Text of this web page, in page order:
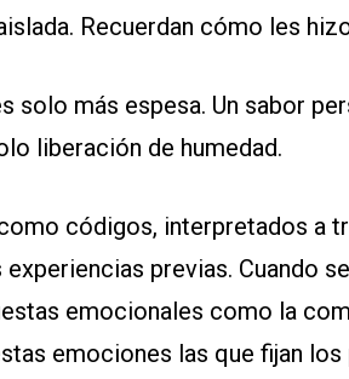
Recuerdan cómo les
solo más espesa. Un sabor
liberación de humedad.
códigos, interpretados a
previas. Cuando
emocionales como la
emociones las que fijan